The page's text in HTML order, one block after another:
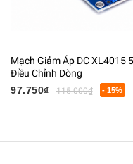
Mạch Giảm Áp DC XL4015
Điều Chỉnh Dòng
97.750₫
115.000₫ - 15%